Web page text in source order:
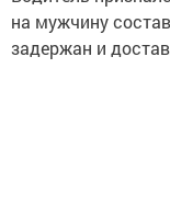
на мужчину
задержан и